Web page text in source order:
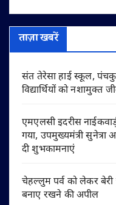
ताज़ा खबरें
संत तेरेसा हाई स्कूल,
विद्यार्थियों को नशामुक्त
एमएलसी इदरीस
गया, उपमुख्यमंत्री
दी शुभकामनाएं
चेहल्लुम पर्व को लेकर बेरी
बनाए रखने की अपील